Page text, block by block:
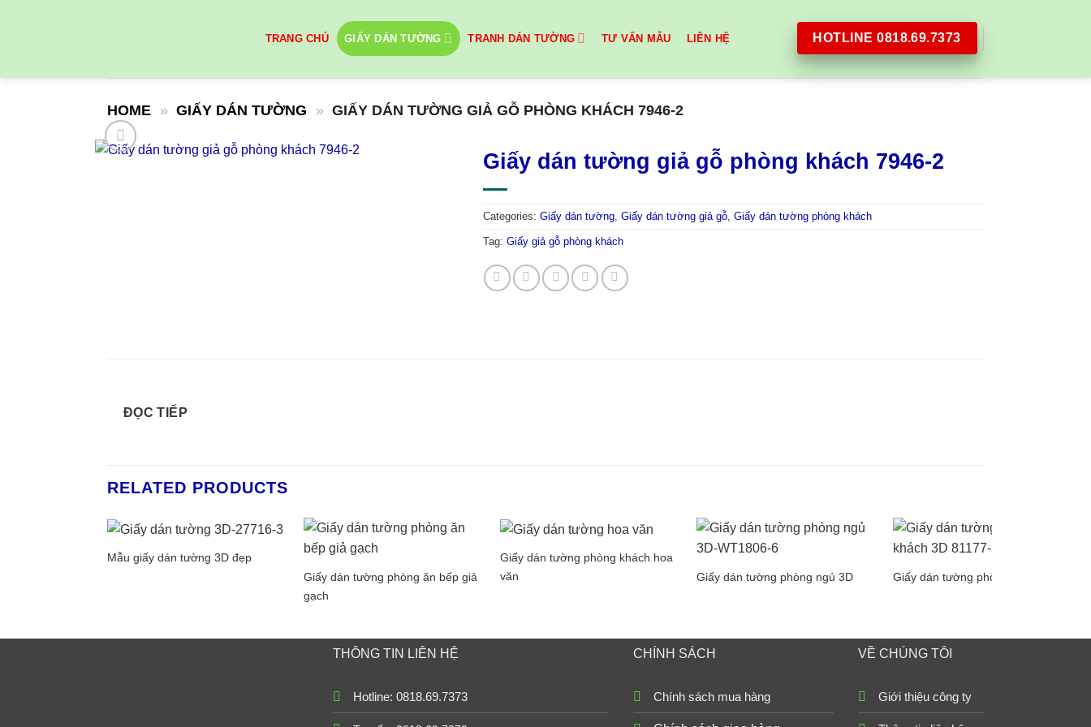
TRANG CHỦ GIẤY DÁN TƯỜNG TRANH DÁN TƯỜNG TƯ VẤN MẪU LIÊN HỆ HOTLINE 0818.69.7373
HOME » GIẤY DÁN TƯỜNG » GIẤY DÁN TƯỜNG GIẢ GỖ PHÒNG KHÁCH 7946-2
Giấy dán tường giả gỗ phòng khách 7946-2
Categories: Giấy dán tường, Giấy dán tường giả gỗ, Giấy dán tường phòng khách
Tag: Giấy giả gỗ phòng khách
ĐỌC TIẾP
RELATED PRODUCTS
Mẫu giấy dán tường 3D đẹp
Giấy dán tường phòng ăn bếp giả
gạch
Giấy dán tường phòng khách hoa
văn
Giấy dán tường phòng ngủ 3D Giấy dán tường phòng khách 3D
THÔNG TIN LIÊN HỆ
Hotline: 0818.69.7373
CHÍNH SÁCH
Chính sách mua hàng
VỀ CHÚNG TÔI
Giới thiệu công ty